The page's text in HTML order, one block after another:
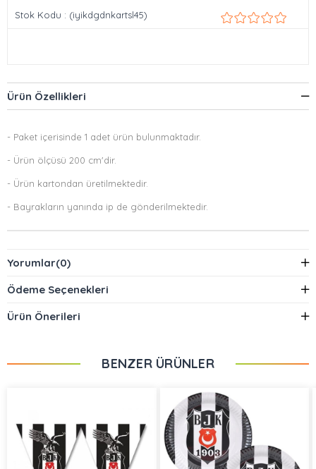
Stok Kodu (iyikdgdnkartsl45)
Ürün Özellikleri
- Paket içerisinde 1 adet ürün bulunmaktadır.
- Ürün ölçüsü 200 cm'dir.
- Ürün kartondan üretilmektedir.
- Bayrakların yanında ip de gönderilmektedir.
Yorumlar(0)
Ödeme Seçenekleri
Ürün Önerileri
BENZER ÜRÜNLER